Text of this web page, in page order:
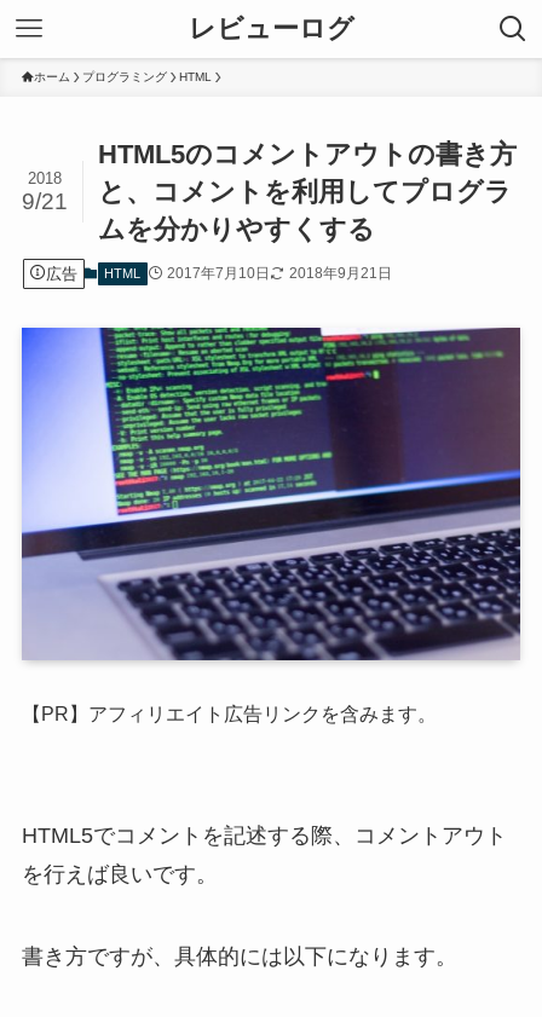
レビューログ
ホーム プログラミング HTML
HTML5のコメントアウトの書き方
と、コメントを利用してプログラ
ムを分かりやすくする
2018
9/21
広告 HTML 2017年7月10日 2018年9月21日
【PR】アフィリエイト広告リンクを含みます。
HTML5でコメントを記述する際、コメントアウト
を行えば良いです。
書き方ですが、具体的には以下になります。